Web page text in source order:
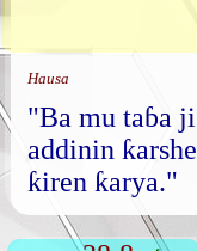
Hausa
"Ba mu taɓa
addinin
ƙiren ƙarya."